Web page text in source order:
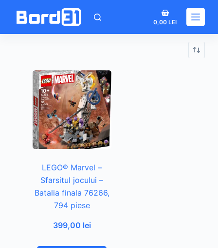
Coș
de
cumpărături
0,00LEI
LEGO® Marvel –
Sfarsitul jocului –
Batalia finala 76266,
794 piese
399,00 lei